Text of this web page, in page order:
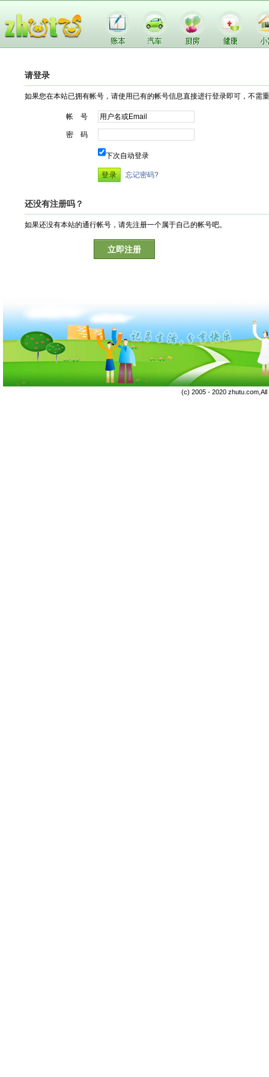
请登录
如果您在本站已拥有帐号，请使用已有的帐号信息直接进行登录即可，不需
帐 号
密 码
下次自动登录
忘记密码?
还没有注册吗？
如果还没有本站的通行帐号，请先注册一个属于自己的帐号吧。
立即注册
(c) 2005 - 2020